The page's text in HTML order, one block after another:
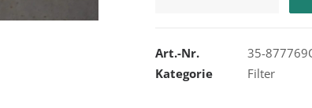
Art.-Nr.
35-
Kategorie
Filter